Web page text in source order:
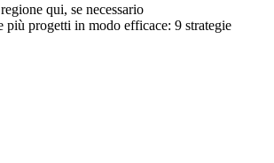
qui, se necessario
più progetti in modo efficace: 9 strategie